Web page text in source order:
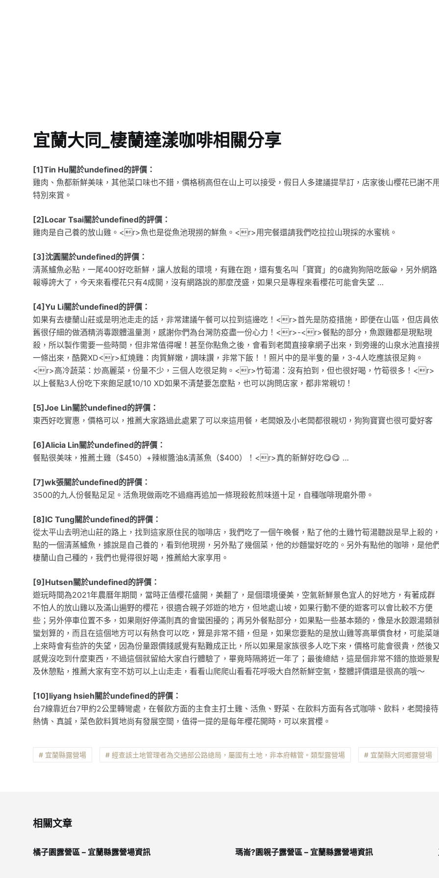
宜蘭大同_棲蘭達漾咖啡相關分享
[1]Tin Hu關於undefined的評價：
雞肉、魚都新鮮美味，其他菜口味也不錯，價格稍高但在山上可以接受，假日人多建議提早訂，店家後山櫻花已謝不
特別來賞。
[2]Locar Tsai關於undefined的評價：
雞肉是自己養的放山雞。<r>魚也是從魚池現撈的鮮魚。<r>用完餐還請我們吃拉拉山現採的水蜜桃。
[3]沈圓關於undefined的評價：
清蒸鱸魚必點，一尾400好吃新鮮，讓人放鬆的環境，有雞在跑，還有隻名叫「寶寶」的6歲狗狗陪吃飯😀，另外網路
報導誇大了，今天來看櫻花只有4成開，沒有網路說的那麼茂盛，如果只是專程來看櫻花可能會失望 …
[4]Yu Li關於undefined的評價：
如果有去棲蘭山莊或是明池走走的話，非常建議午餐可以拉到這邊吃！<r>首先是防疫措施，即便在山區，但店員依
舊很仔細的做酒精消毒跟體溫量測，感謝你們為台灣防疫盡一份心力！<r>-<r>餐點的部分，魚跟雞都是現點現
殺，所以製作需要一些時間，但非常值得喔！甚至你點魚之後，會看到老闆直接拿網子出來，到旁邊的山泉水池直接
一條出來，酷斃XD<r>紅燒雞：肉質鮮嫩，調味讚，非常下飯！！照片中的是半隻的量，3-4人吃應該很足夠。
<r>高冷蔬菜：炒高麗菜，份量不少，三個人吃很足夠。<r>竹筍湯：沒有拍到，但也很好喝，竹筍很多！<r>
以上餐點3人份吃下來飽足感10/10 XD如果不清楚要怎麼點，也可以詢問店家，都非常親切！
[5]Joe Lin關於undefined的評價：
東西好吃實惠，價格可以，推薦大家路過此處累了可以來這用餐，老闆娘及小老闆都很親切，狗狗寶寶也很可愛好客
[6]Alicia Lin關於undefined的評價：
餐點很美味，推薦土雞（$450）+辣椒醬油&清蒸魚（$400）！<r>真的新鮮好吃😋😋 …
[7]wk張關於undefined的評價：
3500的九人份餐點足足。活魚現做兩吃不過癮再追加一條現殺乾煎味道十足，自種咖啡現磨外帶。
[8]IC Tung關於undefined的評價：
從太平山去明池山莊的路上，找到這家原住民的咖啡店，我們吃了一個午晚餐，點了他的土雞竹筍湯聽說是早上殺的，
點的一個清蒸鱸魚，據說是自己養的，看到他現撈，另外點了幾個菜，他的炒麵蠻好吃的。另外有點他的咖啡，是他
棲蘭山自己種的，我們也覺得很好喝，推薦給大家享用。
[9]Hutsen關於undefined的評價：
遊玩時間為2021年農曆年期間，當時正值櫻花盛開，美翻了，是個環境優美，空氣新鮮景色宜人的好地方，有著成群
不怕人的放山雞以及滿山遍野的櫻花，很適合親子郊遊的地方，但地處山坡，如果行動不便的遊客可以會比較不方便
些；另外停車位置不多，如果剛好停滿則真的會蠻困擾的；再另外餐點部分，如果點一些基本類的，像是水餃跟湯類
蠻划算的，而且在這個地方可以有熱食可以吃，算是非常不錯，但是，如果您要點的是放山雞等高單價食材，可能菜
上來時會有些許的失望，因為份量跟價錢感覺有點難成正比，所以如果是家族很多人吃下來，價格可能會很貴，然後又
感覺沒吃到什麼東西，不過這個就留給大家自行體驗了，畢竟時隔將近一年了；最後總結，這是個非常不錯的旅遊景
及休憩點，推薦大家有空不妨可以上山走走，看看山爬爬山看看花呼吸大自然新鮮空氣，整體評價還是很高的哦～
[10]liyang hsieh關於undefined的評價：
台7線靠近台7甲約2公里轉彎處，在餐飲方面的主食主打土雞、活魚、野菜、在飲料方面有各式咖啡、飲料，老闆接待
熱情、真誠，菜色飲料質地尚有發展空間，值得一提的是每年櫻花開時，可以來賞櫻。
# 宜蘭縣露營場 # 經查該土地管理者為交通部公路總局，屬國有土地，非本府轄管。類型露營場 # 宜蘭縣大同鄉露營場
相關文章
橘子園露營區 – 宜蘭縣露營場資訊 瑪崙?園親子露營區 – 宜蘭縣露營場資訊